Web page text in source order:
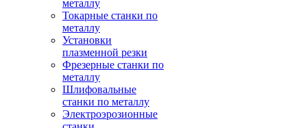
металлу
Токарные станки по
металлу
Установки
плазменной резки
Фрезерные станки по
металлу
Шлифовальные
станки по металлу
Электроэрозионные